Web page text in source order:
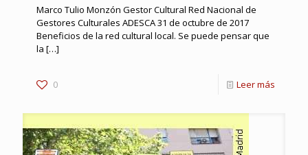
Marco Tulio Monzón Gestor Cultural Red Nacional de
Gestores Culturales ADESCA 31 de octubre de 2017
Beneficios de la red cultural local. Se puede pensar que
la […]
0 Leer más